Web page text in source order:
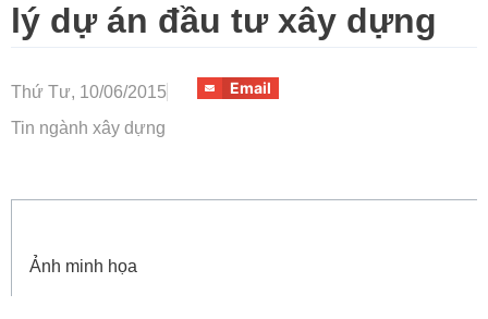
lý dự án đầu tư xây dựng
Thứ Tư, 10/06/2015
Tin ngành xây dựng
Email
Ảnh minh họa